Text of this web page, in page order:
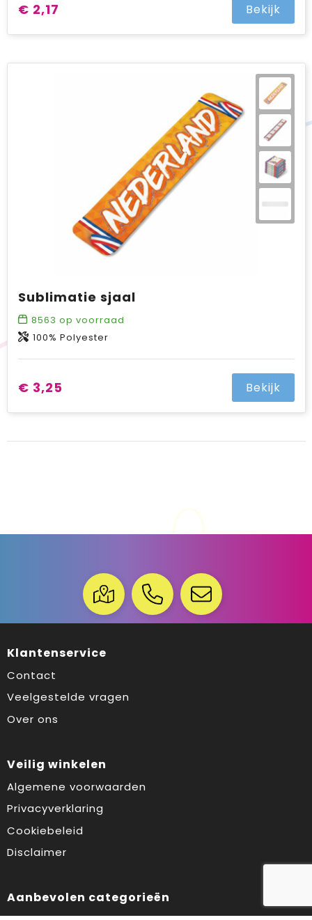
€ 2,17 Bekijk
Sublimatie sjaal
8563 op voorraad
100% Polyester
€ 3,25 Bekijk
Klantenservice
Contact
Veelgestelde vragen
Over ons
Veilig winkelen
Algemene voorwaarden
Privacyverklaring
Cookiebeleid
Disclaimer
Aanbevolen categorieën